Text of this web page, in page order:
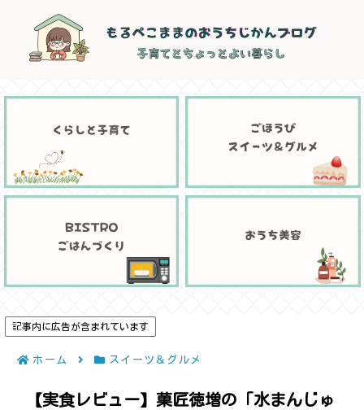
記事内に広告が含まれています
ホーム スイーツ＆グルメ
【実食レビュー】菓匠徳増の「水まんじゅ